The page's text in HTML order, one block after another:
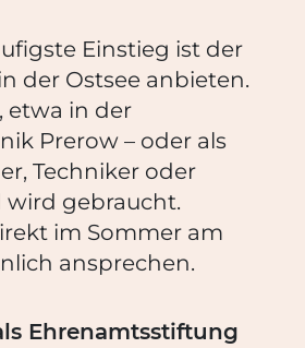
Einstieg ist der
der Ostsee anbieten.
etwa in der
Prerow – oder als
Techniker oder
wird gebraucht.
im Sommer am
ansprechen.
Ehrenamtsstiftung